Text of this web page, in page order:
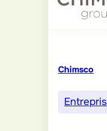
Chimsco